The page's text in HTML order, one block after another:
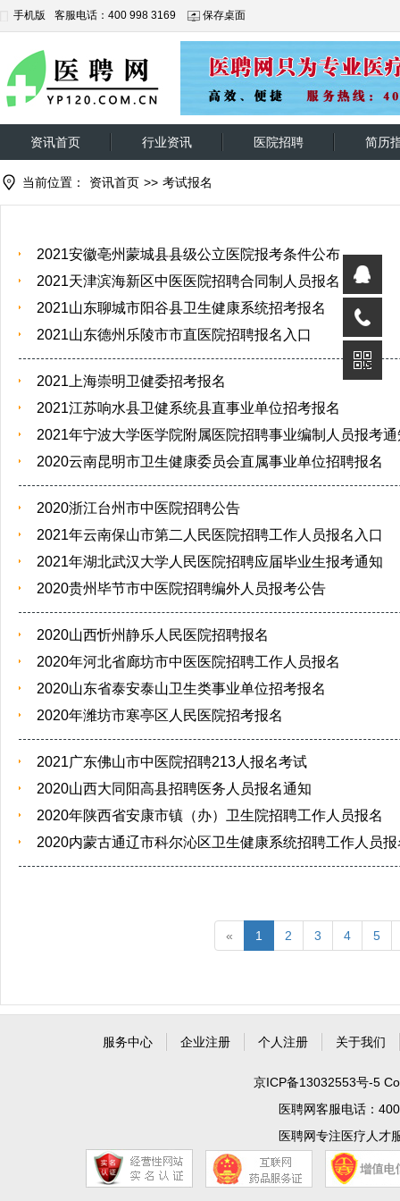
手机版 客服电话：400 998 3169 保存桌面
资讯首页 行业资讯 医院招聘 简历
当前位置： 资讯首页 >> 考试报名
2021安徽亳州蒙城县县级公立医院报考条件公布
2021天津滨海新区中医医院招聘合同制人员报名
2021山东聊城市阳谷县卫生健康系统招考报名
2021山东德州乐陵市市直医院招聘报名入口
2021上海崇明卫健委招考报名
2021江苏响水县卫健系统县直事业单位招考报名
2021年宁波大学医学院附属医院招聘事业编制人员报考通
2020云南昆明市卫生健康委员会直属事业单位招聘报名
2020浙江台州市中医院招聘公告
2021年云南保山市第二人民医院招聘工作人员报名入口
2021年湖北武汉大学人民医院招聘应届毕业生报考通知
2020贵州毕节市中医院招聘编外人员报考公告
2020山西忻州静乐人民医院招聘报名
2020年河北省廊坊市中医医院招聘工作人员报名
2020山东省泰安泰山卫生类事业单位招考报名
2020年潍坊市寒亭区人民医院招考报名
2021广东佛山市中医院招聘213人报名考试
2020山西大同阳高县招聘医务人员报名通知
2020年陕西省安康市镇（办）卫生院招聘工作人员报名
2020内蒙古通辽市科尔沁区卫生健康系统招聘工作人员报
« 1 2 3 4 5
服务中心 企业注册 个人注册 关于我们
京ICP备13032553号-5
医聘网客服电话：
医聘网专注医疗人才